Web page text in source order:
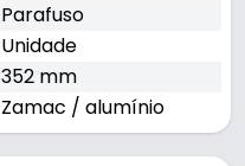
Parafuso
Unidade
352 mm
Zamac / alumínio